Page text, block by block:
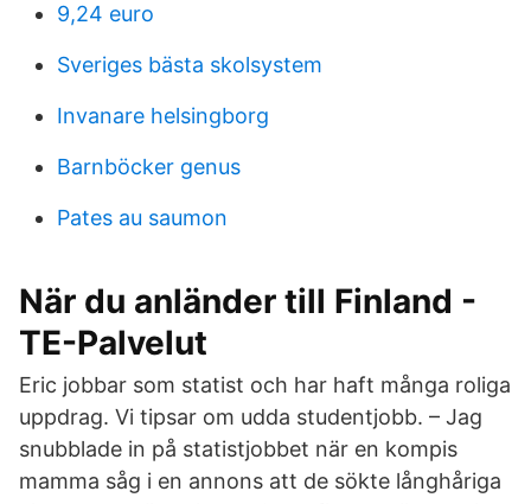
9,24 euro
Sveriges bästa skolsystem
Invanare helsingborg
Barnböcker genus
Pates au saumon
När du anländer till Finland -
TE-Palvelut
Eric jobbar som statist och har haft många roliga
uppdrag. Vi tipsar om udda studentjobb. – Jag
snubblade in på statistjobbet när en kompis
mamma såg i en annons att de sökte långhåriga